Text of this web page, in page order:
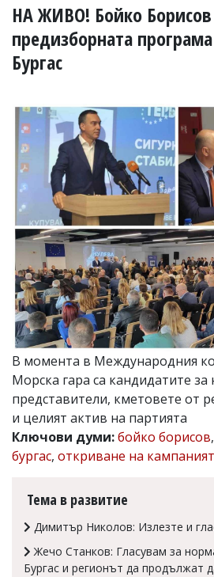
В
УКРАЙНА
СПОРТ
РАЗСЛЕДВАНЕ
БИЗНЕС
ЮГ
Управители:
Веселин
email:
v.vasilev@flagman.bg
Катя
Касабова,
еmail:k.kassabova@flagman.bg
Главен
редактор:
Иван
Колев,
email:
office@flagman.bg
Коментарите
под
статиите
се
въвеждат
отговорност
НА ЖИВО! Бойко Борисов
предизборната
Бургас
В момента в Международния
Морска гара са кандидатите за
представители, кметовете от
и целият актив на партията
Ключови думи:бойко борисов,
бургас, откриване на
Тема в развитие
Димитър Николов: Излезте и
Жечо Станков: Гласувам за
Бургас и регионът да продължат